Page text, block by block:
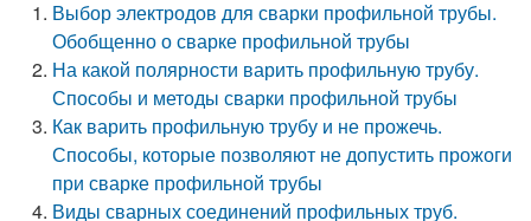
Выбор электродов для сварки профильной трубы.
Обобщенно о сварке профильной трубы
На какой полярности варить профильную трубу.
Способы и методы сварки профильной трубы
Как варить профильную трубу и не прожечь.
Способы, которые позволяют не допустить прожоги
при сварке профильной трубы
Виды сварных соединений профильных труб.